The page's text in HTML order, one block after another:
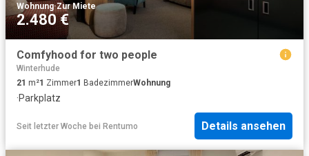
Wohnung·Zur Miete
2.480 €
Comfyhood for two people
Winterhude
21 m²1 Zimmer1 BadezimmerWohnung
·Parkplatz
Seit letzter Woche bei Rentumo Details ansehen